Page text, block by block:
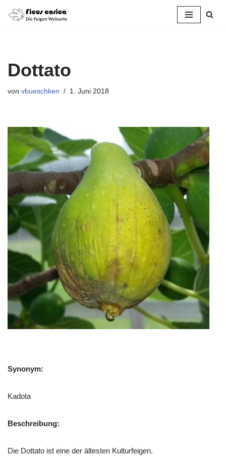
Dottato
von vbueschken 1. Juni 2018
Synonym:
Kadota
Beschreibung:
Die Dottato ist eine der ältesten Kulturfeigen.